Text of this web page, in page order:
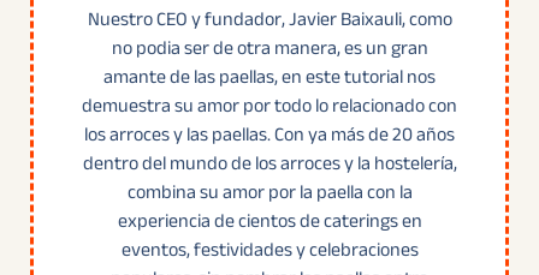
Nuestro CEO y fundador, Javier Baixauli, como
no podia ser de otra manera, es un gran
amante de las paellas, en este tutorial nos
demuestra su amor por todo lo relacionado con
los arroces y las paellas. Con ya más de 20 años
dentro del mundo de los arroces y la hostelería,
combina su amor por la paella con la
experiencia de cientos de caterings en
eventos, festividades y celebraciones